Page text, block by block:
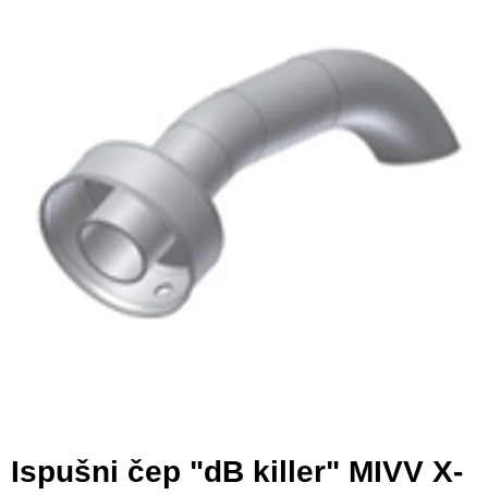
Ispušni čep "dB killer" MIVV X-